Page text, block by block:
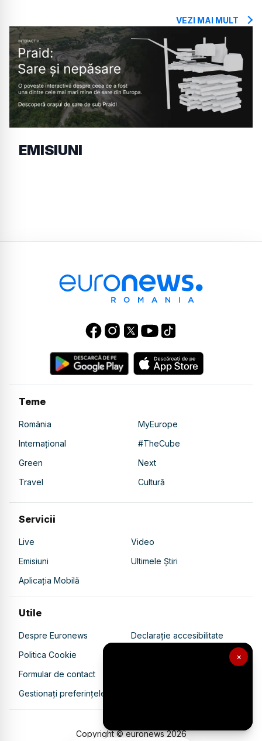
×
VEZI MAI MULT
EMISIUNI
Teme
România
MyEurope
Internațional
#TheCube
Green
Next
Travel
Cultură
Servicii
Live
Video
Emisiuni
Ultimele Știri
Aplicația Mobilă
Utile
Despre Euronews
Declarație accesibilitate
Politica Cookie
Politica de confidențialitate
Formular de contact
Gestionați preferințele
Copyright © euronews2026